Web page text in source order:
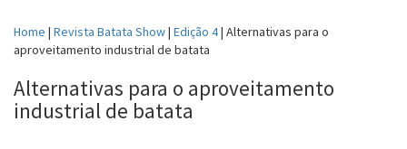
Home | Revista Batata Show| Edição 4| Alternativas para o
aproveitamento industrial de batata
Alternativas para o aproveitamento
industrial de batata